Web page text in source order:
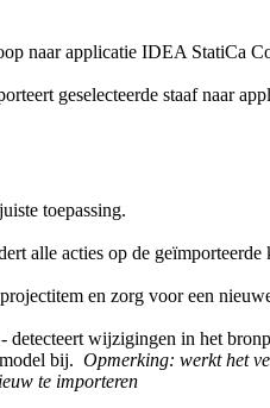
naar applicatie IDEA StatiCa
geselecteerde staaf naar
toepassing.
alle acties op de geïmporteerde
en zorg voor een
wijzigingen in het
bij. Opmerking: werkt het
te importeren